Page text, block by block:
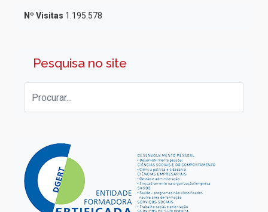
Nº Visitas 1.195.578
Pesquisa no site